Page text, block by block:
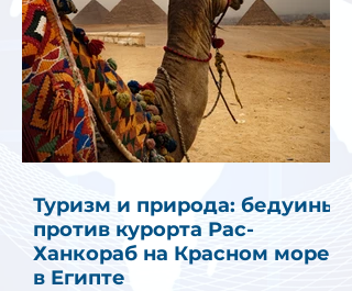
Туризм и природа: бедуины
против курорта Рас-
Ханкораб на Красном море
в Египте